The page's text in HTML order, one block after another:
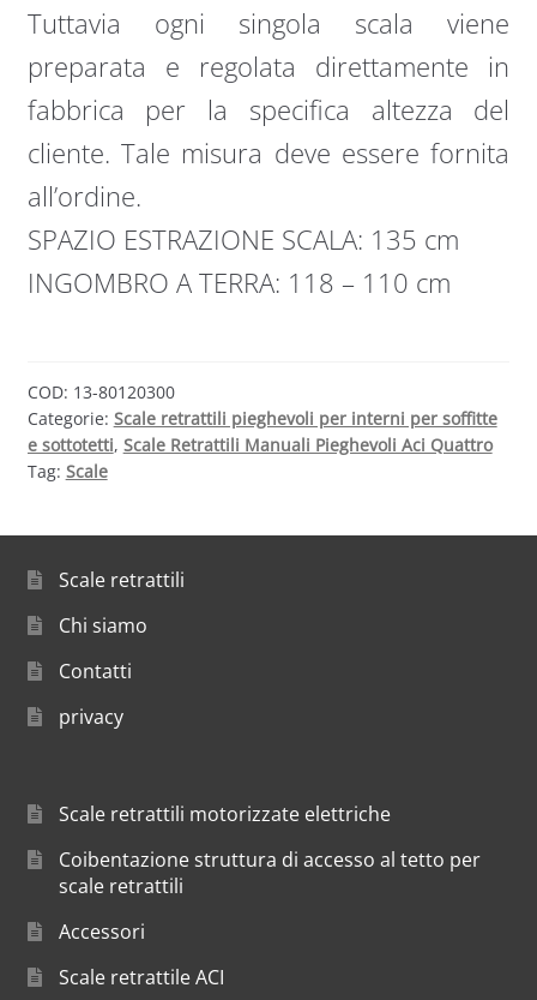
Tuttavia ogni singola scala viene
preparata e regolata direttamente in
fabbrica per la specifica altezza del
cliente. Tale misura deve essere fornita
all’ordine.
SPAZIO ESTRAZIONE SCALA: 135 cm
INGOMBRO A TERRA: 118 – 110 cm
COD: 13-80120300
Categorie: Scale retrattili pieghevoli per interni per soffitte
e sottotetti, Scale Retrattili Manuali Pieghevoli Aci Quattro
Tag: Scale
Scale retrattili
Chi siamo
Contatti
privacy
Scale retrattili motorizzate elettriche
Coibentazione struttura di accesso al tetto per
scale retrattili
Accessori
Scale retrattile ACI